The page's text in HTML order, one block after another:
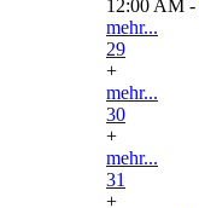
12:00 AM -
mehr...
29
+
mehr...
30
+
mehr...
31
+